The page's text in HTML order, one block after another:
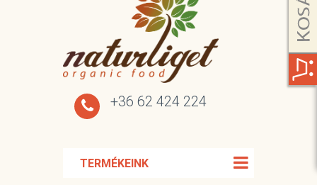
+36 62 424 224
TERMÉKEINK